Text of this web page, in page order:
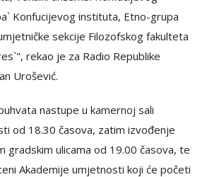
Konfucijevog instituta, Etno-grupa
sekcije Filozofskog fakulteta
rekao je za Radio Republike
Urošević.
nastupe u kamernoj sali
od 18.30 časova, zatim izvođenje
gradskim ulicama od 19.00 časova, te
Akademije umjetnosti koji će početi